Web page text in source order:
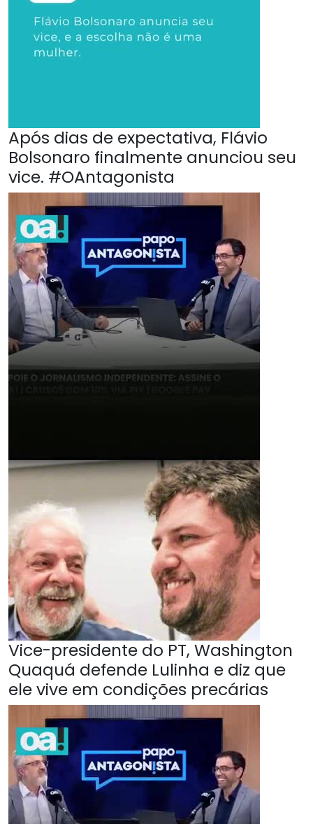
Após dias de expectativa, Flávio
Bolsonaro finalmente anunciou seu
vice. #OAntagonista
Vice-presidente do PT, Washington
Quaquá defende Lulinha e diz que
ele vive em condições precárias